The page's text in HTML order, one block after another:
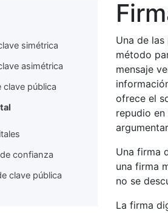
simétrica
asimétrica
clave pública
confianza
clave pública
Una de
método
mensaje
ofrece el
repudio
Una firma
una firma
no se
La firma